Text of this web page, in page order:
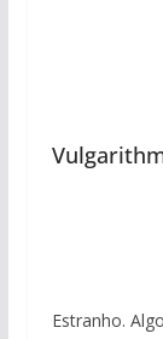
Estranho.